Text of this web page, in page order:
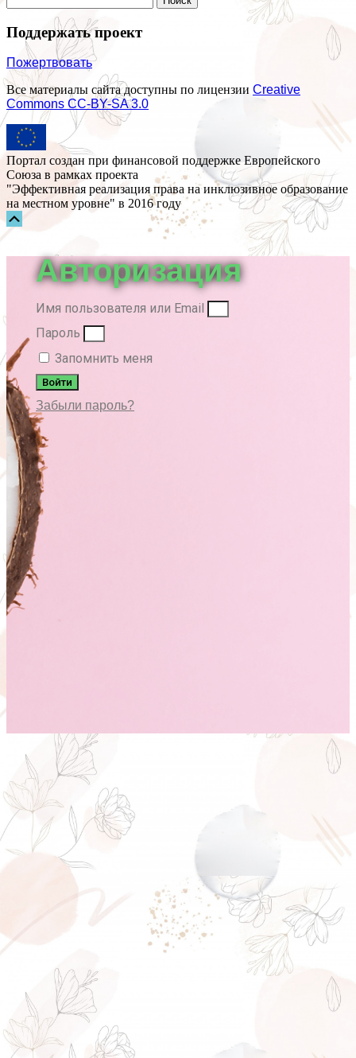
Поддержать проект
Пожертвовать
Все материалы сайта доступны по лицензии Creative
Commons СС-BY-SA 3.0
Портал создан при финансовой поддержке Европейского
Союза в рамках проекта
"Эффективная реализация права на инклюзивное образование
на местном уровне" в 2016 году
Авторизация
Имя пользователя или Email
Пароль
Запомнить меня
Войти
Забыли пароль?